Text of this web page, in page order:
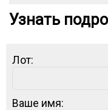
Узнать
Лот:
Ваше имя: